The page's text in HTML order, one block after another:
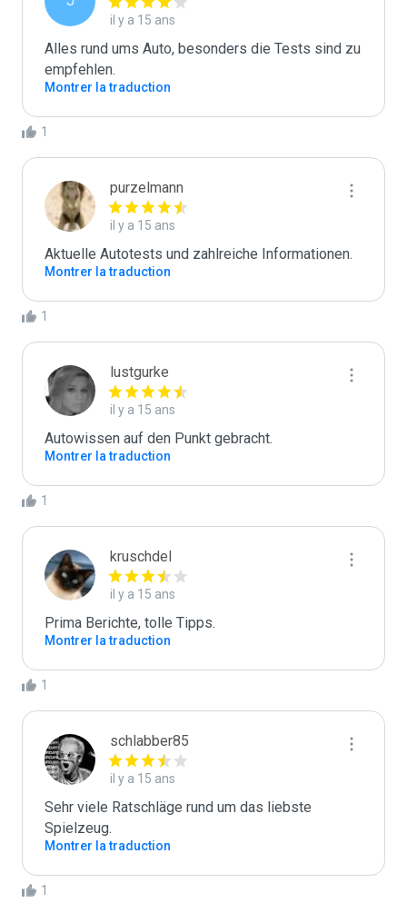
il y a 15 ans
Alles rund ums Auto, besonders die Tests sind zu
empfehlen.
Montrer la traduction
1
purzelmann
il y a 15 ans
Aktuelle Autotests und zahlreiche Informationen.
Montrer la traduction
1
lustgurke
il y a 15 ans
Autowissen auf den Punkt gebracht.
Montrer la traduction
1
kruschdel
il y a 15 ans
Prima Berichte, tolle Tipps.
Montrer la traduction
1
schlabber85
il y a 15 ans
Sehr viele Ratschläge rund um das liebste
Spielzeug.
Montrer la traduction
1